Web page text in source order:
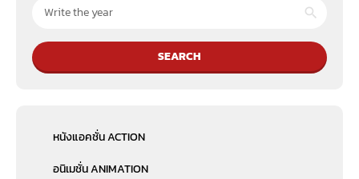
SEARCH
หนังแอคชั่น ACTION
อนิเมชั่น ANIMATION